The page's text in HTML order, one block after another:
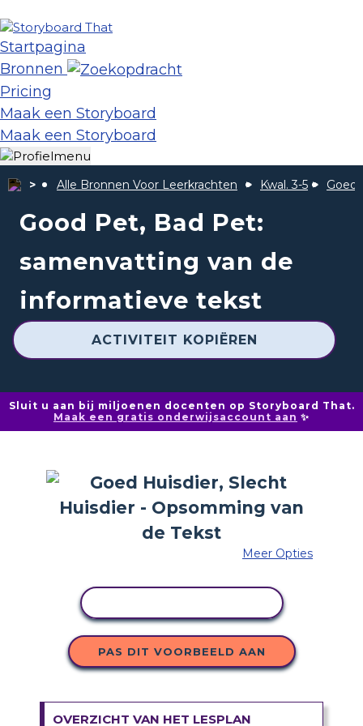
Startpagina
Bronnen
Pricing
Maak een Storyboard
Maak een Storyboard
Alle Bronnen Voor Leerkrachten Kwal. 3-5 Goed
Good Pet, Bad Pet:
samenvatting van de
informatieve tekst
ACTIVITEIT KOPIËREN
Sluit u aan bij miljoenen docenten op Storyboard That.
Maak een gratis onderwijsaccount aan ✨
Meer Opties
PAS DIT VOORBEELD AAN
OVERZICHT VAN HET LESPLAN